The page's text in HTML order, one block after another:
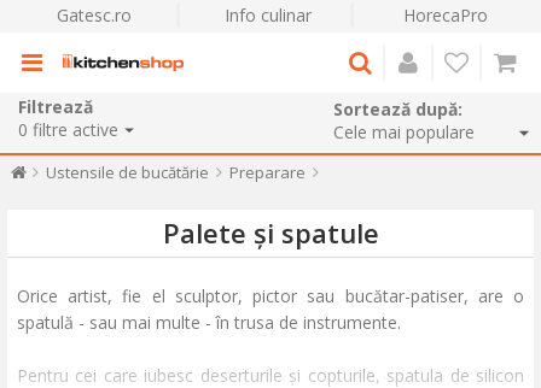
Gatesc.ro Info culinar HorecaPro
Filtrează
0 filtre active
Sortează după:
Ustensile de bucătărie Preparare
Palete și spatule
Orice artist, fie el sculptor, pictor sau bucătar-patiser, are o
spatulă - sau mai multe - în trusa de instrumente.
Pentru cei care iubesc deserturile și copturile, spatula de silicon